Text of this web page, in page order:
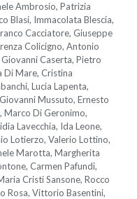
Ambrosio, Patrizia
Blasi, Immacolata Blescia,
Cacciatore, Giuseppe
Colicigno, Antonio
Caserta, Pietro
Di Mare, Cristina
Lucia Lapenta,
Mussuto, Ernesto
Marco Di Geronimo,
Lavecchia, Ida Leone,
Lotierzo, Valerio Lottino,
Marotta, Margherita
Carmen Pafundi,
Cristi Sansone, Rocco
Rosa, Vittorio Basentini,